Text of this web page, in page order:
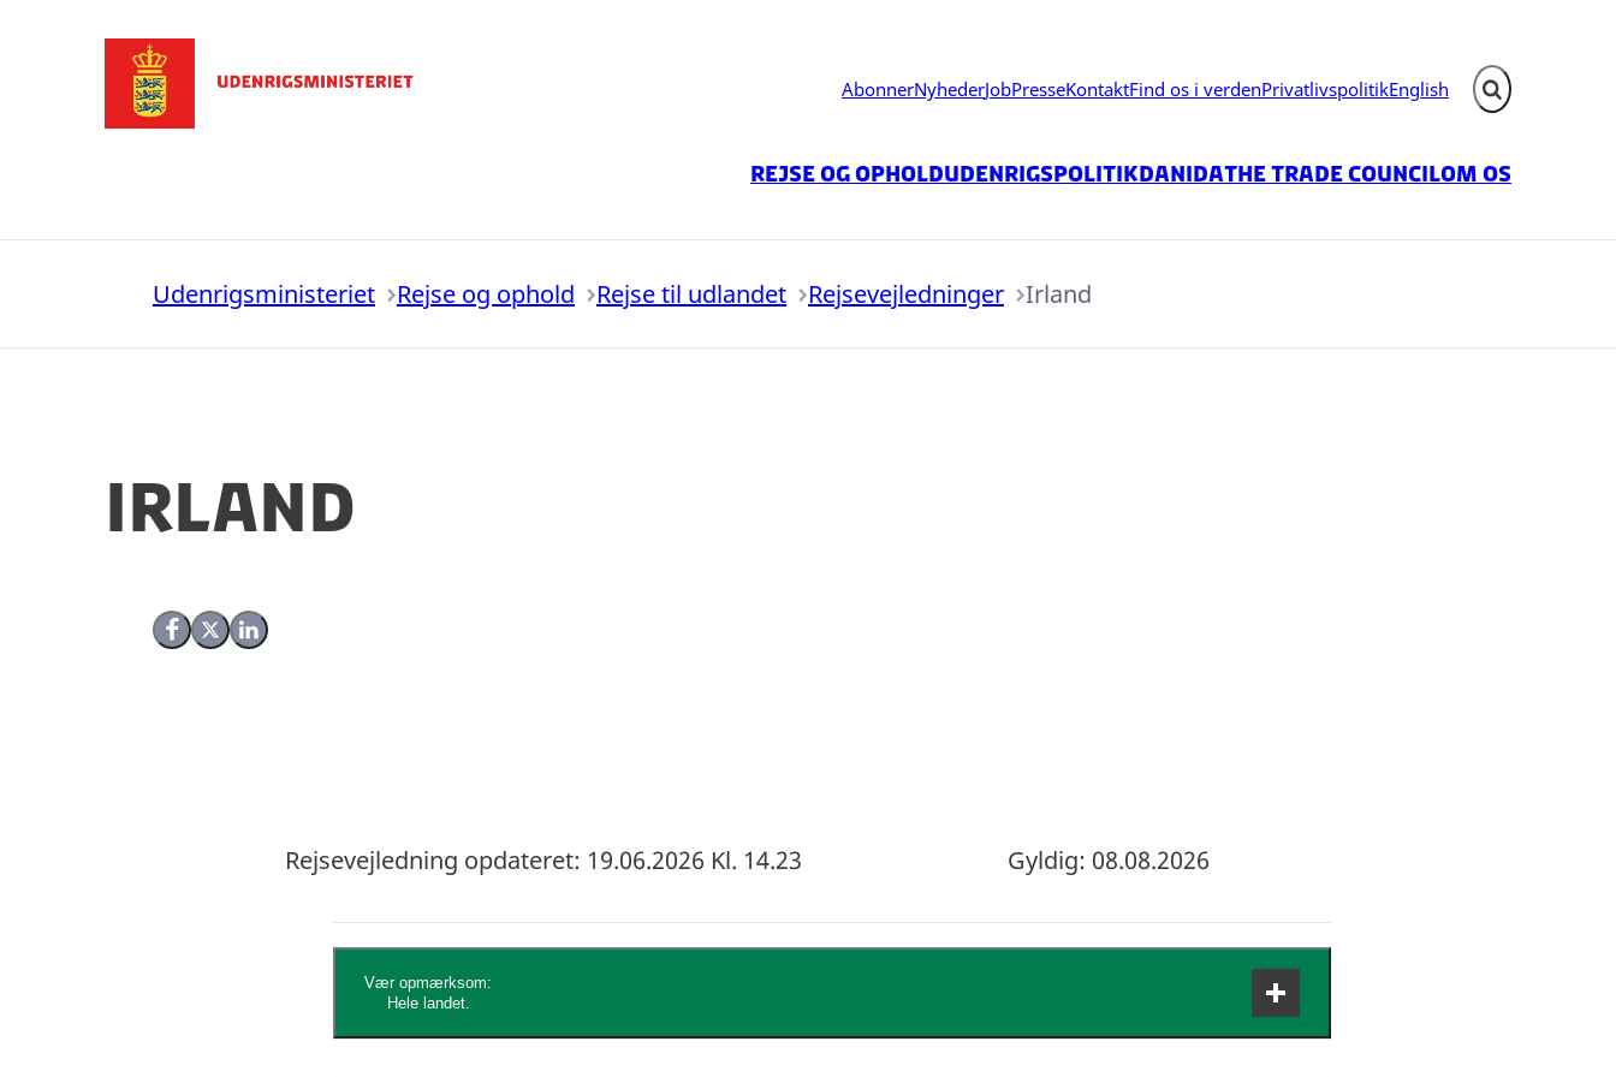
AbonnerNyhederJobPresseKontaktFind os i verdenPrivatlivspolitikEnglish Fold søgefelt ud
Rejse og opholdUdenrigspolitikDanidaThe Trade CouncilOm os
Udenrigsministeriet Rejse og ophold Rejse til udlandet Rejsevejledninger Irland
Irland
Del på Facebook
Del på X (Twitter)
Del på LinkedIn
Rejsevejledning opdateret: 19.06.2026 Kl. 14.23 Gyldig: 08.08.2026
Vær opmærksom:
Hele landet.